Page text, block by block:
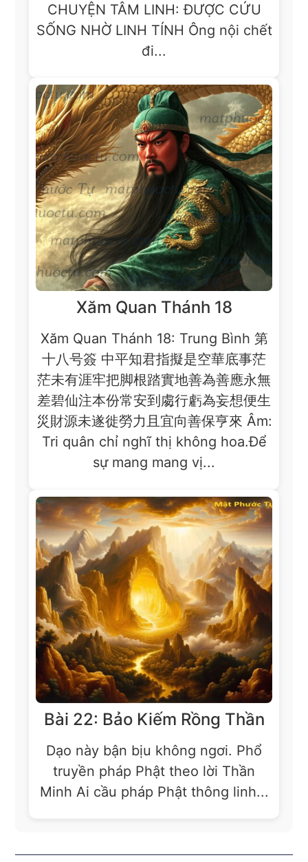
CHUYỆN TÂM LINH: ĐƯỢC CỨU
SỐNG NHỜ LINH TÍNH Ông nội chết
đi...
Xăm Quan Thánh 18
Xăm Quan Thánh 18: Trung Bình 第
十八号簽 中平知君指擬是空華底事茫
茫未有涯牢把脚根踏實地善為善應永無
差碧仙注本份常安到䖏行虧為妄想便生
災財源未遂徙勞力且宜向善保亨來 Âm:
Tri quân chỉ nghĩ thị không hoa.Để
sự mang mang vị...
Bài 22: Bảo Kiếm Rồng Thần
Dạo này bận bịu không ngơi. Phổ
truyền pháp Phật theo lời Thần
Minh Ai cầu pháp Phật thông linh...